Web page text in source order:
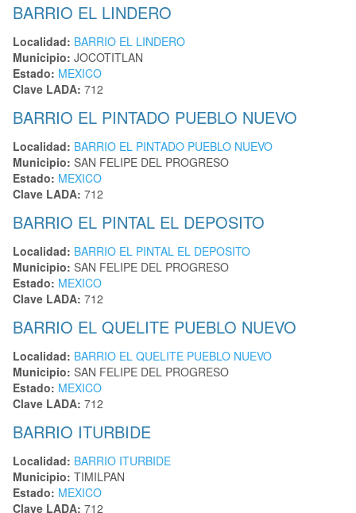
BARRIO EL LINDERO
Localidad: BARRIO EL LINDERO
Municipio: JOCOTITLAN
Estado: MEXICO
Clave LADA: 712
BARRIO EL PINTADO PUEBLO NUEVO
Localidad: BARRIO EL PINTADO PUEBLO NUEVO
Municipio: SAN FELIPE DEL PROGRESO
Estado: MEXICO
Clave LADA: 712
BARRIO EL PINTAL EL DEPOSITO
Localidad: BARRIO EL PINTAL EL DEPOSITO
Municipio: SAN FELIPE DEL PROGRESO
Estado: MEXICO
Clave LADA: 712
BARRIO EL QUELITE PUEBLO NUEVO
Localidad: BARRIO EL QUELITE PUEBLO NUEVO
Municipio: SAN FELIPE DEL PROGRESO
Estado: MEXICO
Clave LADA: 712
BARRIO ITURBIDE
Localidad: BARRIO ITURBIDE
Municipio: TIMILPAN
Estado: MEXICO
Clave LADA: 712